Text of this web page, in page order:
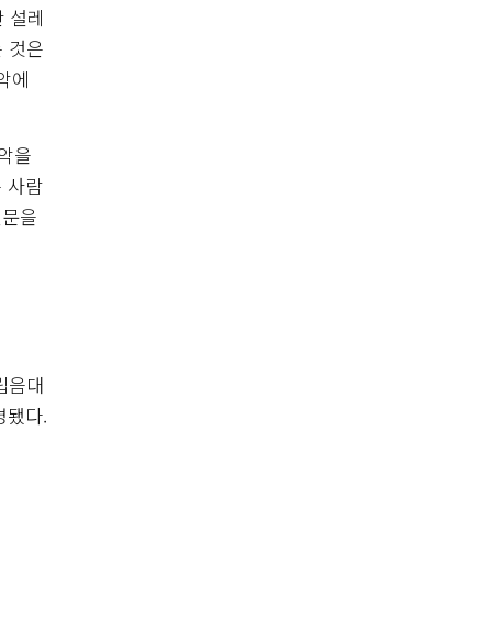
설레
것은
에
을
사람
을
음대
됐다.